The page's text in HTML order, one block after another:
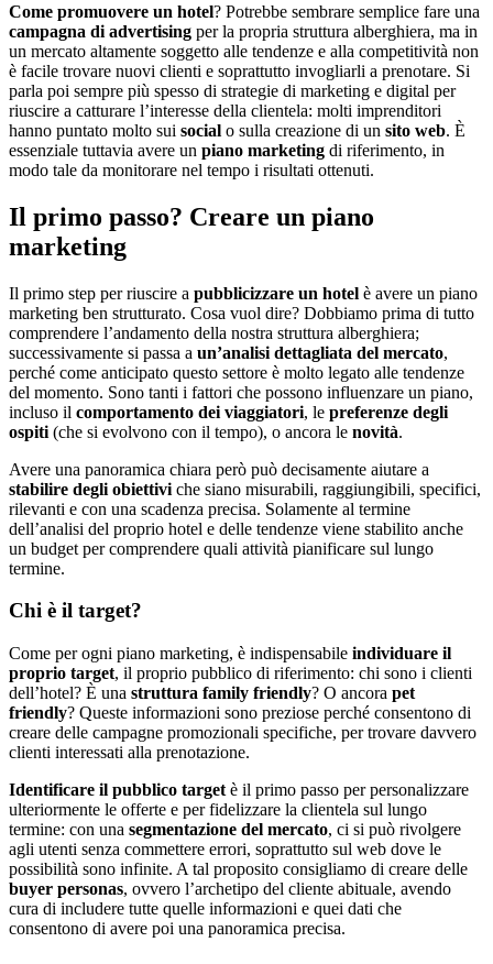
Come promuovere un hotel? Potrebbe sembrare semplice fare una
campagna di advertising per la propria struttura alberghiera, ma in
un mercato altamente soggetto alle tendenze e alla competitività non
è facile trovare nuovi clienti e soprattutto invogliarli a prenotare. Si
parla poi sempre più spesso di strategie di marketing e digital per
riuscire a catturare l’interesse della clientela: molti imprenditori
hanno puntato molto sui social o sulla creazione di un sito web. È
essenziale tuttavia avere un piano marketing di riferimento, in
modo tale da monitorare nel tempo i risultati ottenuti.
Il primo passo? Creare un piano
marketing
Il primo step per riuscire a pubblicizzare un hotel è avere un piano
marketing ben strutturato. Cosa vuol dire? Dobbiamo prima di tutto
comprendere l’andamento della nostra struttura alberghiera;
successivamente si passa a un’analisi dettagliata del mercato,
perché come anticipato questo settore è molto legato alle tendenze
del momento. Sono tanti i fattori che possono influenzare un piano,
incluso il comportamento dei viaggiatori, le preferenze degli
ospiti (che si evolvono con il tempo), o ancora le novità.
Avere una panoramica chiara però può decisamente aiutare a
stabilire degli obiettivi che siano misurabili, raggiungibili, specifici,
rilevanti e con una scadenza precisa. Solamente al termine
dell’analisi del proprio hotel e delle tendenze viene stabilito anche
un budget per comprendere quali attività pianificare sul lungo
termine.
Chi è il target?
Come per ogni piano marketing, è indispensabile individuare il
proprio target, il proprio pubblico di riferimento: chi sono i clienti
dell’hotel? È una struttura family friendly? O ancora pet
friendly? Queste informazioni sono preziose perché consentono di
creare delle campagne promozionali specifiche, per trovare davvero
clienti interessati alla prenotazione.
Identificare il pubblico target è il primo passo per personalizzare
ulteriormente le offerte e per fidelizzare la clientela sul lungo
termine: con una segmentazione del mercato, ci si può rivolgere
agli utenti senza commettere errori, soprattutto sul web dove le
possibilità sono infinite. A tal proposito consigliamo di creare delle
buyer personas, ovvero l’archetipo del cliente abituale, avendo
cura di includere tutte quelle informazioni e quei dati che
consentono di avere poi una panoramica precisa.